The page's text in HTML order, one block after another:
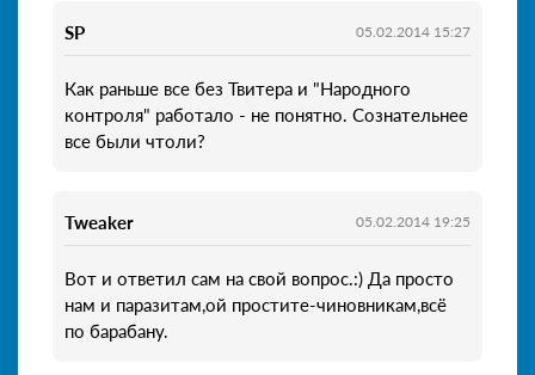
SP 05.02.2014 15:27
Как раньше все без Твитера и "Народного
контроля" работало - не понятно. Сознательнее
все были чтоли?
Tweaker 05.02.2014 19:25
Вот и ответил сам на свой вопрос.:) Да просто
нам и паразитам,ой простите-чиновникам,всё
по барабану.